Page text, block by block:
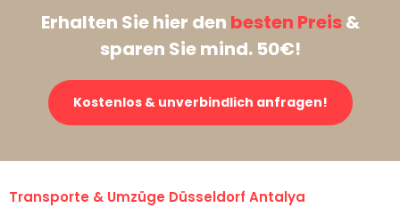
Erhalten Sie hier den besten Preis&
sparen Sie mind. 50€!
Kostenlos & unverbindlich anfragen!
Transporte & Umzüge Düsseldorf Antalya